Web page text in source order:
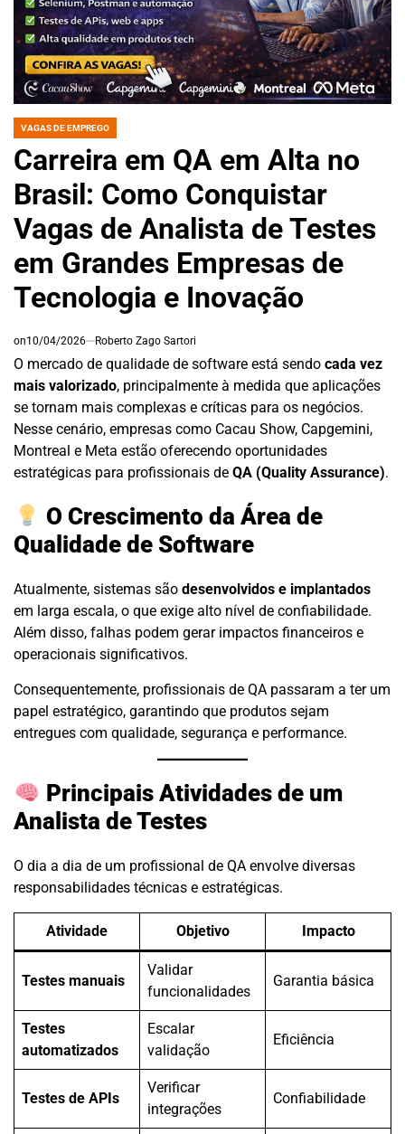
POSTED
VAGAS DE EMPREGO
Carreira em QA em Alta no
Brasil: Como Conquistar
Vagas de Analista de Testes
em Grandes Empresas de
Tecnologia e Inovação
on10/04/2026 Roberto Zago Sartori
O mercado de qualidade de software está sendo cada vez
mais valorizado, principalmente à medida que aplicações
se tornam mais complexas e críticas para os negócios.
Nesse cenário, empresas como Cacau Show, Capgemini,
Montreal e Meta estão oferecendo oportunidades
estratégicas para profissionais de QA (Quality Assurance).
O Crescimento da Área de
Qualidade de Software
Atualmente, sistemas são desenvolvidos e implantados
em larga escala, o que exige alto nível de confiabilidade.
Além disso, falhas podem gerar impactos financeiros e
operacionais significativos.
Consequentemente, profissionais de QA passaram a ter um
papel estratégico, garantindo que produtos sejam
entregues com qualidade, segurança e performance.
Principais Atividades de um
Analista de Testes
O dia a dia de um profissional de QA envolve diversas
responsabilidades técnicas e estratégicas.
Atividade Objetivo Impacto
Testes manuais
Validar
funcionalidades
Garantia básica
Testes
automatizados
Escalar
validação
Eficiência
Testes de APIs
Verificar
integrações
Confiabilidade